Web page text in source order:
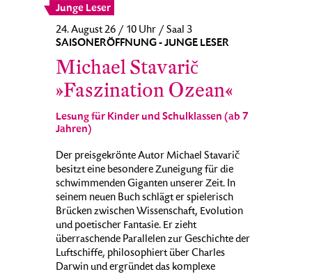
Junge Leser
24. August 26 / 10 Uhr / Saal 3
SAISONERÖFFNUNG - JUNGE LESER
Michael Stavarič
»Faszination Ozean«
Lesung für Kinder und Schulklassen (ab 7
Jahren)
Der preisgekrönte Autor Michael Stavarič
besitzt eine besondere Zuneigung für die
schwimmenden Giganten unserer Zeit. In
seinem neuen Buch schlägt er spielerisch
Brücken zwischen Wissenschaft, Evolution
und poetischer Fantasie. Er zieht
überraschende Parallelen zur Geschichte der
Luftschiffe, philosophiert über Charles
Darwin und ergründet das komplexe